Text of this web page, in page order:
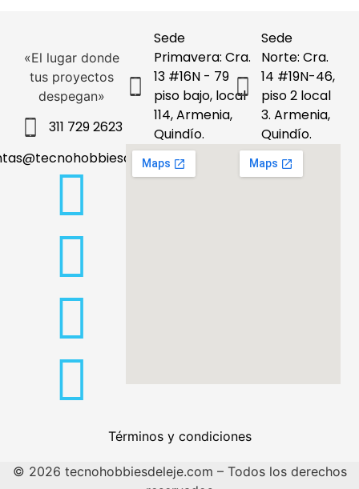
«El lugar donde
tus proyectos
despegan»
311 729 2623
Sede
Primavera: Cra.
13 #16N - 79
piso bajo, local
114, Armenia,
Quindío.
Sede
Norte: Cra.
14 #19N-46,
piso 2 local
3. Armenia,
Quindío.
Términos y condiciones
© 2026 tecnohobbiesdeleje.com – Todos los derechos